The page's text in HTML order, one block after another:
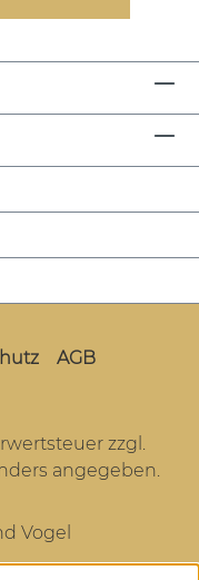
AGB
zzgl.
angegeben.
Vogel